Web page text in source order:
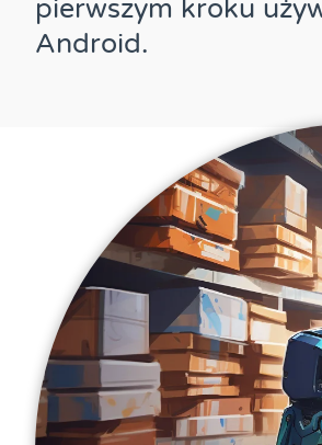
pierwszym kroku
Android.